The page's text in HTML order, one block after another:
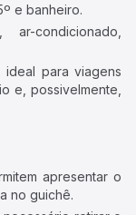
e banheiro.
condicionado,
ideal para viagens
e, possivelmente,
apresentar o
no guichê.